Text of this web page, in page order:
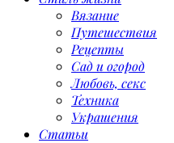
Вязание
Путешествия
Рецепты
Сад и огород
Любовь, секс
Техника
Украшения
Статьи